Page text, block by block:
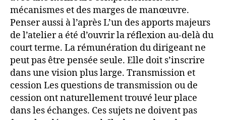
mécanismes et des marges de manœuvre.
Penser aussi à l’après L’un des apports majeurs
de l’atelier a été d’ouvrir la réflexion au-delà du
court terme. La rémunération du dirigeant ne
peut pas être pensée seule. Elle doit s’inscrire
dans une vision plus large. Transmission et
cession Les questions de transmission ou de
cession ont naturellement trouvé leur place
dans les échanges. Ces sujets ne doivent pas